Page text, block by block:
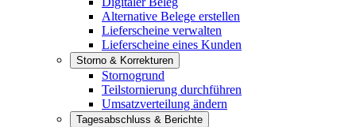
Alternative Belege erstellen
Lieferscheine verwalten
Lieferscheine eines Kunden
Storno & Korrekturen
Stornogrund
Teilstornierung durchführen
Umsatzverteilung ändern
Tagesabschluss & Berichte